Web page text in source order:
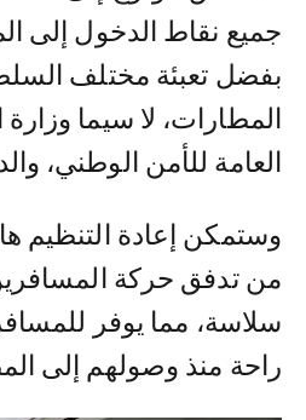
جميع نقاط الدخول إلى
بفضل تعبئة مختلف
المطارات، لا سيما وزارة
العامة للأمن الوطني،
وستمكن إعادة التنظيم
من تدفق حركة
سلاسة، مما يوفر
راحة منذ وصولهم إلى